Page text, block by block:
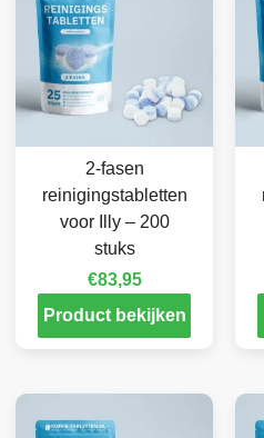
2-fasen
reinigingstabletten
voor Illy – 200
stuks
€83,95
Product bekijken